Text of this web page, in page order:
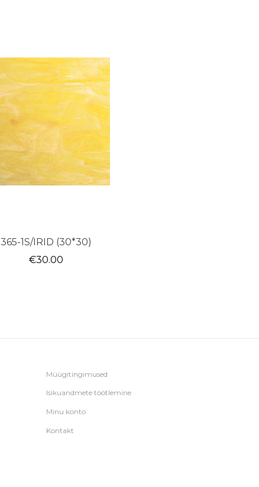
365-1S/IRID (30*30)
€30.00
Müügitingimused
Isikuandmete töötlemine
Minu konto
Kontakt